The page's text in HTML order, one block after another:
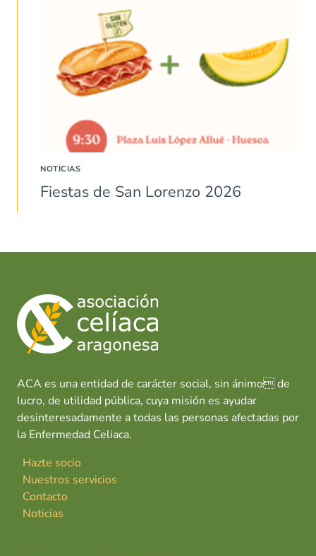
NOTICIAS
Fiestas de San Lorenzo 2026
ACA es una entidad de carácter social, sin ánimo de
lucro, de utilidad pública, cuya misión es ayudar
desinteresadamente a todas las personas afectadas por
la Enfermedad Celiaca.
Hazte socio
Nuestros servicios
Contacto
Noticias